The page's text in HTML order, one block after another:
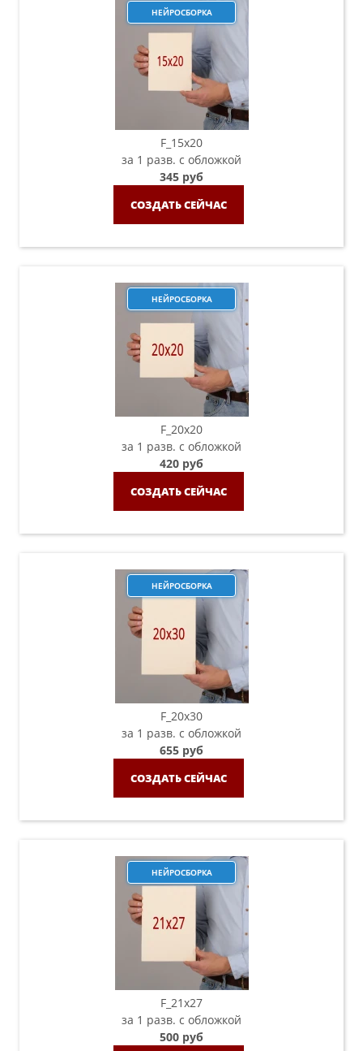
НЕЙРОСБОРКА
F_15х20
за 1 разв. с обложкой
345 руб
СОЗДАТЬ СЕЙЧАС
НЕЙРОСБОРКА
F_20х20
за 1 разв. с обложкой
420 руб
СОЗДАТЬ СЕЙЧАС
НЕЙРОСБОРКА
F_20х30
за 1 разв. с обложкой
655 руб
СОЗДАТЬ СЕЙЧАС
НЕЙРОСБОРКА
F_21х27
за 1 разв. с обложкой
500 руб